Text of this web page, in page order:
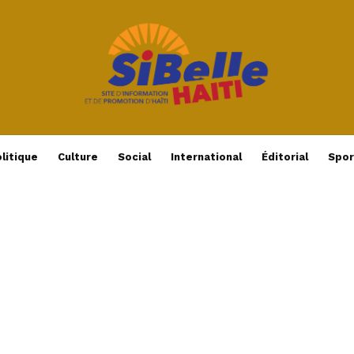
Culture Social International Éditorial